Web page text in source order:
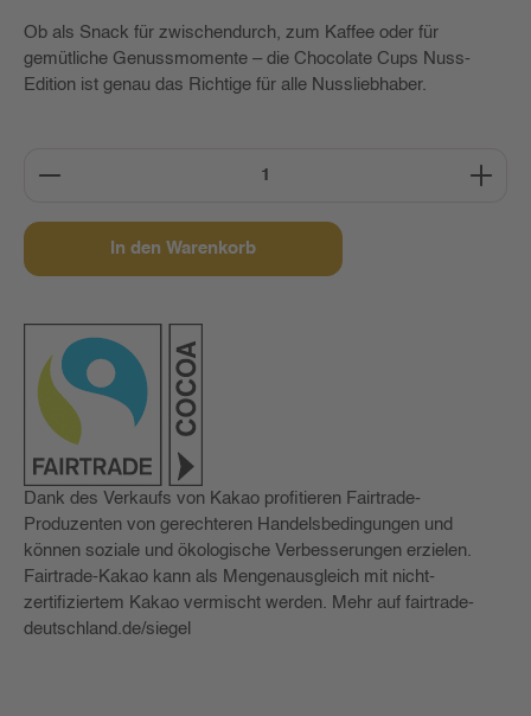
Ob als Snack für zwischendurch, zum Kaffee oder für
gemütliche Genussmomente – die Chocolate Cups Nuss-
Edition ist genau das Richtige für alle Nussliebhaber.
Produkt Anzahl: Gib den gewünschten Wert ein
In den Warenkorb
Dank des Verkaufs von Kakao profitieren Fairtrade-
Produzenten von gerechteren Handelsbedingungen und
können soziale und ökologische Verbesserungen erzielen.
Fairtrade-Kakao kann als Mengenausgleich mit nicht-
zertifiziertem Kakao vermischt werden. Mehr auf fairtrade-
deutschland.de/siegel